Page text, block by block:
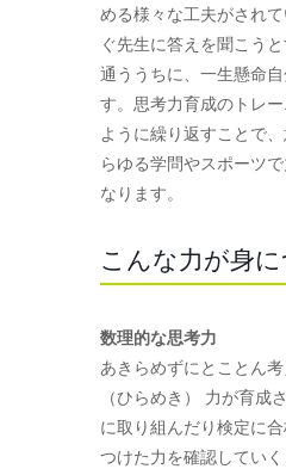
める様々な工夫がされ
ぐ先生に答えを聞こう
通ううちに、一生懸命
す。思考力育成のトレ
ように繰り返すことで
らゆる学問やスポーツ
なります。
こんな力が身
数理的な思考力
あきらめずにとことん
（ひらめき） 力が育成
に取り組んだり検定に
つけた力を確認していく